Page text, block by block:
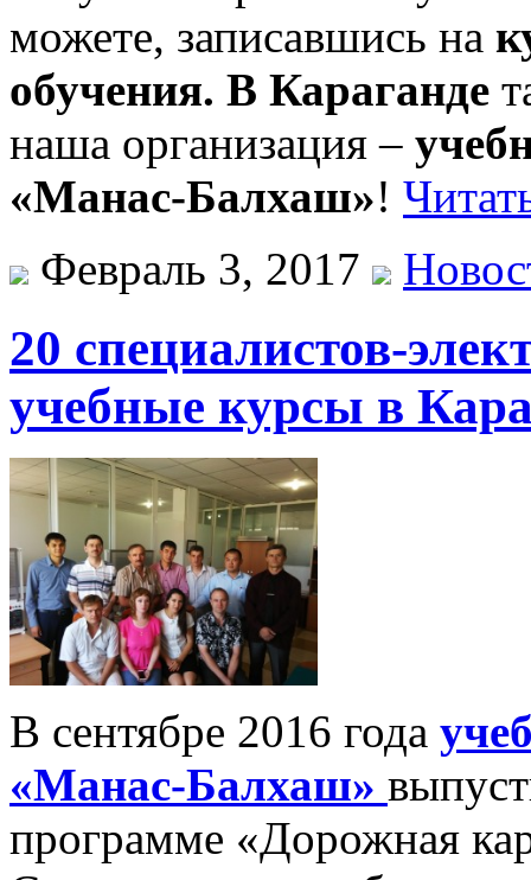
можете, записавшись на
обучения. В Караганде
наша организация –
«Манас-Балхаш»!
Февраль 3, 2017
20 специалистов-
учебные курсы в
В сентябре 2016 года
«Манас-Балхаш»
программе «Дорожная